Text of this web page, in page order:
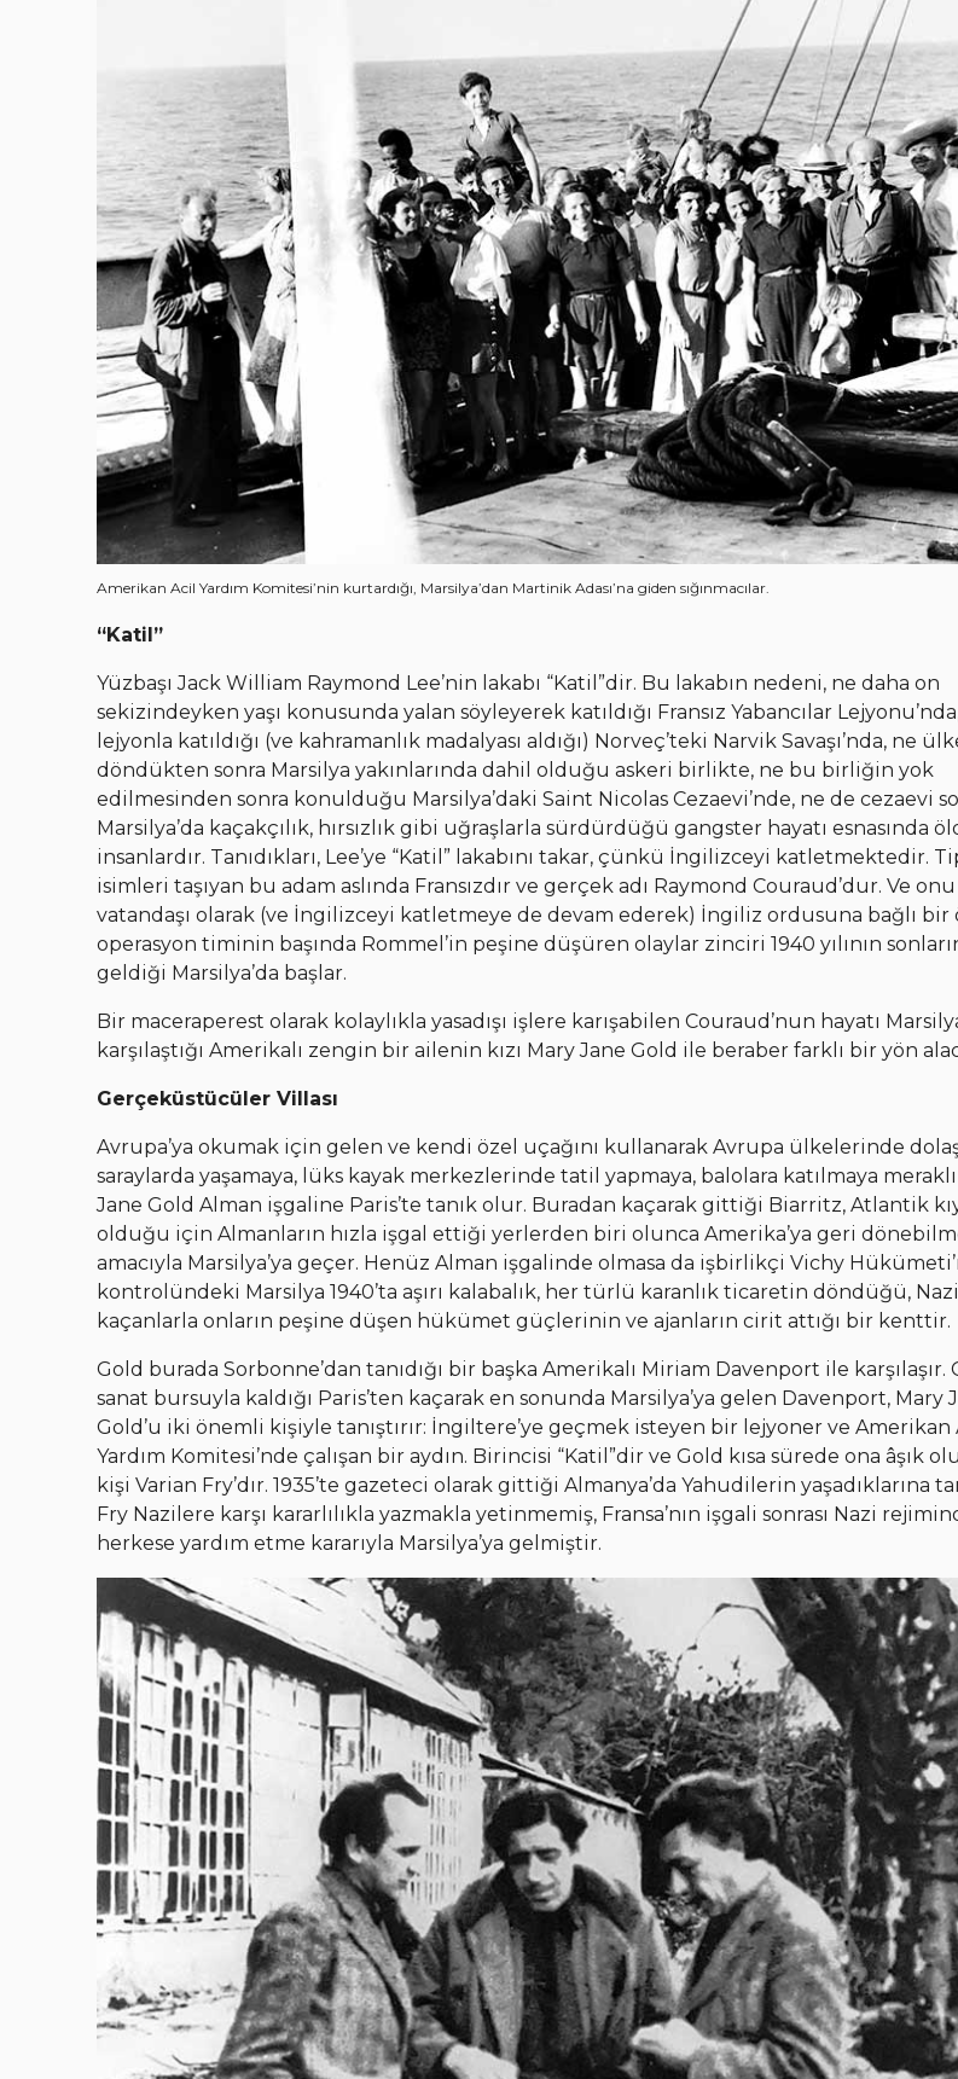
Amerikan Acil Yardım Komitesi’nin kurtardığı, Marsilya’dan Martinik Adası’na giden sığınmacılar.
“Katil”
Yüzbaşı Jack William Raymond Lee’nin lakabı “Katil”dir. Bu lakabın nedeni, ne daha on
sekizindeyken yaşı konusunda yalan söyleyerek katıldığı Fransız Yabancılar
lejyonla katıldığı (ve kahramanlık madalyası aldığı) Norveç’teki Narvik Savaşı’nda, ne
döndükten sonra Marsilya yakınlarında dahil olduğu askeri birlikte, ne bu birliğin yok
edilmesinden sonra konulduğu Marsilya’daki Saint Nicolas Cezaevi’nde, ne de cezaevi
Marsilya’da kaçakçılık, hırsızlık gibi uğraşlarla sürdürdüğü gangster hayatı esnasında
insanlardır. Tanıdıkları, Lee’ye “Katil” lakabını takar, çünkü İngilizceyi katletmektedir.
isimleri taşıyan bu adam aslında Fransızdır ve gerçek adı Raymond Couraud’dur. Ve
vatandaşı olarak (ve İngilizceyi katletmeye de devam ederek) İngiliz ordusuna bağlı bir
operasyon timinin başında Rommel’in peşine düşüren olaylar zinciri 1940 yılının
geldiği Marsilya’da başlar.
Bir maceraperest olarak kolaylıkla yasadışı işlere karışabilen Couraud’nun hayatı
karşılaştığı Amerikalı zengin bir ailenin kızı Mary Jane Gold ile beraber farklı bir yön
Gerçeküstücüler Villası
Avrupa’ya okumak için gelen ve kendi özel uçağını kullanarak Avrupa ülkelerinde
saraylarda yaşamaya, lüks kayak merkezlerinde tatil yapmaya, balolara katılmaya
Jane Gold Alman işgaline Paris’te tanık olur. Buradan kaçarak gittiği Biarritz, Atlantik
olduğu için Almanların hızla işgal ettiği yerlerden biri olunca Amerika’ya geri
amacıyla Marsilya’ya geçer. Henüz Alman işgalinde olmasa da işbirlikçi Vichy
kontrolündeki Marsilya 1940’ta aşırı kalabalık, her türlü karanlık ticaretin döndüğü,
kaçanlarla onların peşine düşen hükümet güçlerinin ve ajanların cirit attığı bir kenttir.
Gold burada Sorbonne’dan tanıdığı bir başka Amerikalı Miriam Davenport ile karşılaşır.
sanat bursuyla kaldığı Paris’ten kaçarak en sonunda Marsilya’ya gelen Davenport, Mary
Gold’u iki önemli kişiyle tanıştırır: İngiltere’ye geçmek isteyen bir lejyoner ve Amerikan
Yardım Komitesi’nde çalışan bir aydın. Birincisi “Katil”dir ve Gold kısa sürede ona âşık
kişi Varian Fry’dır. 1935’te gazeteci olarak gittiği Almanya’da Yahudilerin yaşadıklarına
Fry Nazilere karşı kararlılıkla yazmakla yetinmemiş, Fransa’nın işgali sonrası Nazi
herkese yardım etme kararıyla Marsilya’ya gelmiştir.